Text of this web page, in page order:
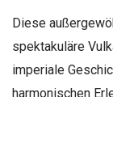
Diese
spektakuläre
imperiale
harmonischen